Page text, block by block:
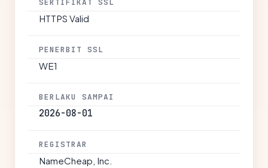
SERTIFIKAT SSL
HTTPS Valid
PENERBIT SSL
WE1
BERLAKU SAMPAI
2026-08-01
REGISTRAR
NameCheap, Inc.